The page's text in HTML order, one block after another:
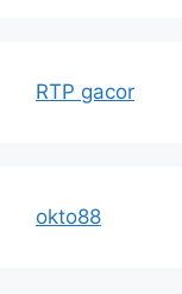
RTP gacor
okto88